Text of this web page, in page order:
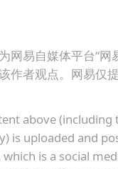
网易自媒体平台“网
作者观点。网易仅
above (including
is uploaded and
which is a social